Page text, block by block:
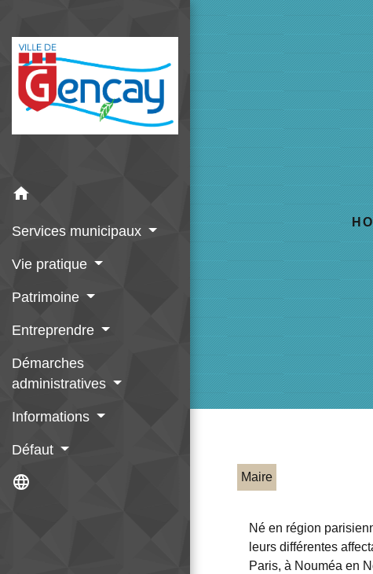
home
Services municipaux
Vie pratique
Patrimoine
Entreprendre
Démarches
administratives
Informations
Défaut
language Maire
Né en région
leurs différentes
Paris, à Nouméa en